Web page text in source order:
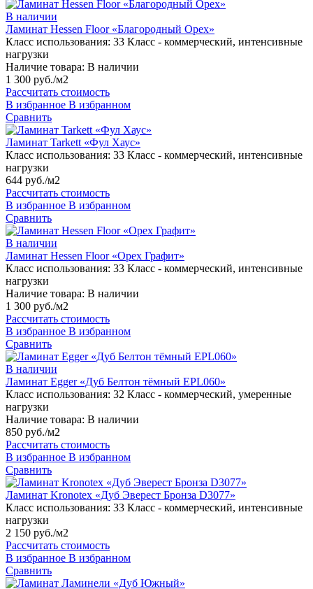
В наличии
Ламинат Hessen Floor «Благородный Орех»
Класс использования: 33 Класс - коммерческий, интенсивные
нагрузки
Наличие товара: В наличии
1 300 руб./м2
Рассчитать стоимость
В избранное В избранном
Сравнить
Ламинат Tarkett «Фул Хаус»
Класс использования: 33 Класс - коммерческий, интенсивные
нагрузки
644 руб./м2
Рассчитать стоимость
В избранное В избранном
Сравнить
В наличии
Ламинат Hessen Floor «Орех Графит»
Класс использования: 33 Класс - коммерческий, интенсивные
нагрузки
Наличие товара: В наличии
1 300 руб./м2
Рассчитать стоимость
В избранное В избранном
Сравнить
В наличии
Ламинат Egger «Дуб Белтон тёмный EPL060»
Класс использования: 32 Класс - коммерческий, умеренные
нагрузки
Наличие товара: В наличии
850 руб./м2
Рассчитать стоимость
В избранное В избранном
Сравнить
Ламинат Kronotex «Дуб Эверест Бронза D3077»
Класс использования: 33 Класс - коммерческий, интенсивные
нагрузки
2 150 руб./м2
Рассчитать стоимость
В избранное В избранном
Сравнить